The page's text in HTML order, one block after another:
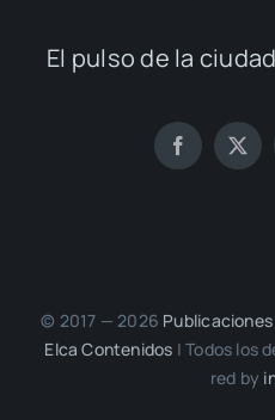
El pul­so de la
© 2017 — 2026 Publi­ca­cio­nes
Elca Con­te­ni­dos | Todos los
red by